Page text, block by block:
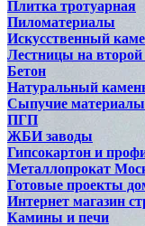
Плитка тротуарная
Пиломатериалы
Искусственный
Лестницы на
Бетон
Натуральный
Сыпучие материалы
ПГП
ЖБИ заводы
Гипсокартон и
Металлопрокат
Готовые проекты
Интернет магазин
Камины и печи